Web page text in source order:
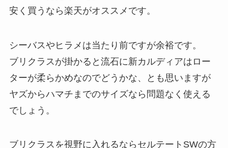
安く買うなら楽天がオススメです。
シーバスやヒラメは当たり前ですが余裕です。
ブリクラスが掛かると流石に新カルディアはロー
ターが柔らかめなのでどうかな、とも思いますが
ヤズからハマチまでのサイズなら問題なく使える
でしょう。
ブリクラスを視野に入れるならセルテートSWの方